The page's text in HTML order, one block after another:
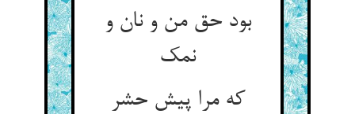
بود حق من و نان و
نمک
که مرا پیش حشر